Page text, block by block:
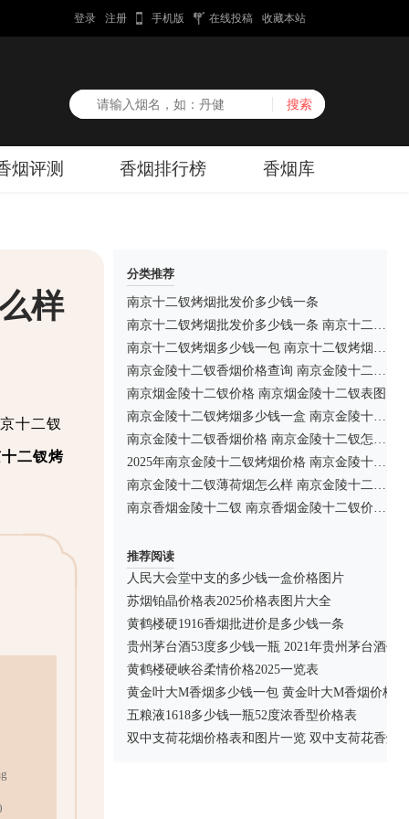
登录 注册 手机版 在线投稿 收藏本站
烟评测 香烟排行榜 香烟库
样
十二钗
二钗烤
分类推荐
南京十二钗烤烟批发价多少钱一条
南京十二钗烤烟批发价多少钱一条 南京十二钗烤烟价格表烟草价格
南京十二钗烤烟多少钱一包 南京十二钗烤烟价格表一览
南京金陵十二钗香烟价格查询 南京金陵十二钗多少钱一盒
南京烟金陵十二钗价格 南京烟金陵十二钗表图
南京金陵十二钗烤烟多少钱一盒 南京金陵十二钗烤烟怎么样
南京金陵十二钗香烟价格 南京金陵十二钗怎么样
2025年南京金陵十二钗烤烟价格 南京金陵十二钗烤烟点评
南京金陵十二钗薄荷烟怎么样 南京金陵十二钗薄荷烟多少钱
南京香烟金陵十二钗 南京香烟金陵十二钗价格图表
推荐阅读
人民大会堂中支的多少钱一盒价格图片
苏烟铂晶价格表2025价格表图片大全
黄鹤楼硬1916香烟批进价是多少钱一条
贵州茅台酒53度多少钱一瓶 2021年贵州茅台酒价
黄鹤楼硬峡谷柔情价格2025一览表
黄金叶大M香烟多少钱一包 黄金叶大M香烟价格
五粮液1618多少钱一瓶52度浓香型价格表
双中支荷花烟价格表和图片一览 双中支荷花香烟